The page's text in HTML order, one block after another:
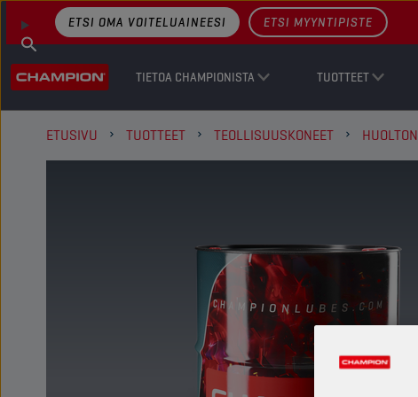
TIETOA CHAMPIONISTA TUOTTEET
ETSI OMA VOITELUAINEESI ETSI MYYNTIPISTE
ETUSIVU TUOTTEET TEOLLISUUSKONEET